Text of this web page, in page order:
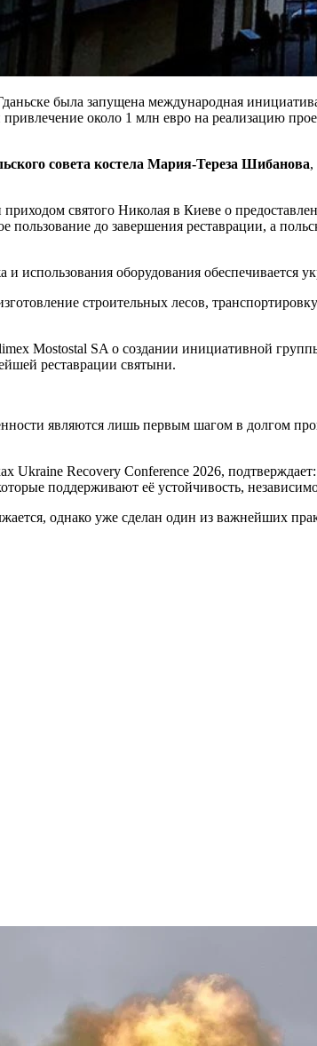
была запущена международная
привлечение около 1 млн евро на реализацию
совета костела Мария-Тереза Шибанова,
святого Николая в Киеве о
до завершения реставрации, а
оборудования обеспечивается
строительных лесов,
Mostostal SA о создании инициативной
реставрации святыни.
являются лишь первым шагом в долгом
Recovery Conference 2026,
поддерживают её устойчивость,
однако уже сделан один из важнейших